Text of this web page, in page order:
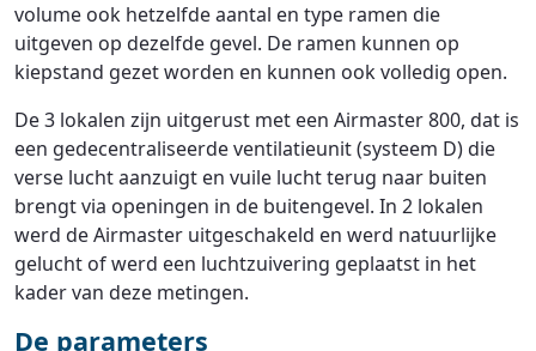
volume ook hetzelfde aantal en type ramen die
uitgeven op dezelfde gevel. De ramen kunnen op
kiepstand gezet worden en kunnen ook volledig open.
De 3 lokalen zijn uitgerust met een Airmaster 800, dat is
een gedecentraliseerde ventilatieunit (systeem D) die
verse lucht aanzuigt en vuile lucht terug naar buiten
brengt via openingen in de buitengevel. In 2 lokalen
werd de Airmaster uitgeschakeld en werd natuurlijke
gelucht of werd een luchtzuivering geplaatst in het
kader van deze metingen.
De parameters